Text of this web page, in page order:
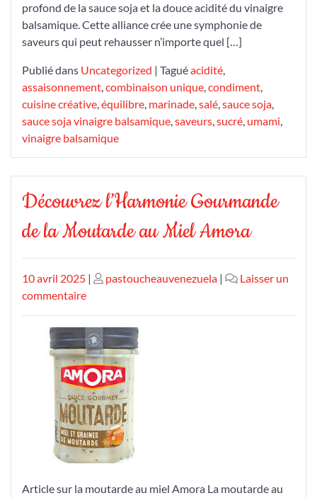
profond de la sauce soja et la douce acidité du vinaigre
balsamique. Cette alliance crée une symphonie de
saveurs qui peut rehausser n’importe quel […]
Publié dans Uncategorized | Taguéacidité,
assaisonnement,combinaison unique,condiment,
cuisine créative,équilibre, marinade,salé,sauce soja,
sauce soja vinaigre balsamique,saveurs,sucré, umami,
vinaigre balsamique
Découvrez l’Harmonie Gourmande
de la Moutarde au Miel Amora
Publié
le
10 avril 2025 | Publié
pastoucheauvenezuela |
Laisser un
commentairesur
l’Harmonie
Gourmande
de
la
Moutarde
au
Miel
Amora
Article sur la moutarde au miel Amora La moutarde au